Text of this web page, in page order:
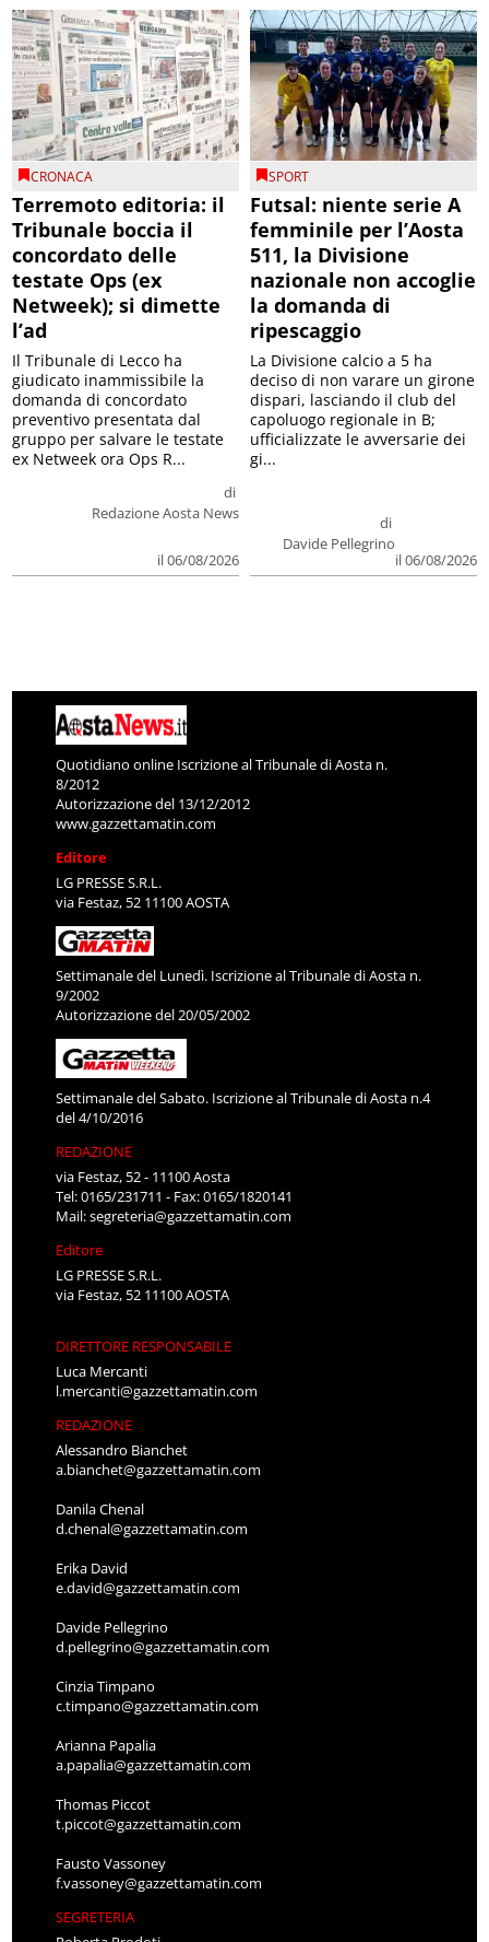
CRONACA
Terremoto editoria: il
Tribunale boccia il
concordato delle
testate Ops (ex
Netweek); si dimette
l’ad
di
Redazione Aosta News
il 06/08/2026
Il Tribunale di Lecco ha
giudicato inammissibile la
domanda di concordato
preventivo presentata dal
gruppo per salvare le testate
ex Netweek ora Ops R...
SPORT
Futsal: niente serie A
femminile per l’Aosta
511, la Divisione
nazionale non accoglie
la domanda di
ripescaggio
di
Davide Pellegrino
il 06/08/2026
La Divisione calcio a 5 ha
deciso di non varare un girone
dispari, lasciando il club del
capoluogo regionale in B;
ufficializzate le avversarie dei
gi...
Quotidiano online Iscrizione al Tribunale di Aosta n.
8/2012
Autorizzazione del 13/12/2012
www.gazzettamatin.com
Editore
LG PRESSE S.R.L.
via Festaz, 52 11100 AOSTA
Settimanale del Lunedì. Iscrizione al Tribunale di Aosta n.
9/2002
Autorizzazione del 20/05/2002
Settimanale del Sabato. Iscrizione al Tribunale di Aosta n.4
del 4/10/2016
REDAZIONE
via Festaz, 52 - 11100 Aosta
Tel: 0165/231711 - Fax: 0165/1820141
Mail:segreteria@gazzettamatin.com
Editore
LG PRESSE S.R.L.
via Festaz, 52 11100 AOSTA
DIRETTORE RESPONSABILE
Luca Mercanti
l.mercanti@gazzettamatin.com
REDAZIONE
Alessandro Bianchet
a.bianchet@gazzettamatin.com
Danila Chenal
d.chenal@gazzettamatin.com
Erika David
e.david@gazzettamatin.com
Davide Pellegrino
d.pellegrino@gazzettamatin.com
Cinzia Timpano
c.timpano@gazzettamatin.com
Arianna Papalia
a.papalia@gazzettamatin.com
Thomas Piccot
t.piccot@gazzettamatin.com
Fausto Vassoney
f.vassoney@gazzettamatin.com
SEGRETERIA